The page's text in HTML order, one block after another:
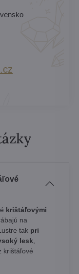
krištáľovými
na
tak pri
lesk
krištáľové